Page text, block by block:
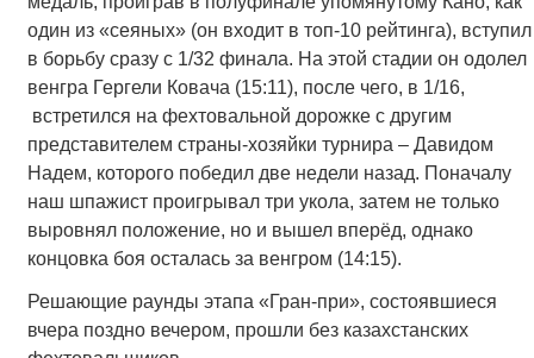
один из «сеяных» (он входит в топ-10 рейтинга), вступил
в борьбу сразу с 1/32 финала. На этой стадии он одолел
венгра Гергели Ковача (15:11), после чего, в 1/16,
встретился на фехтовальной дорожке с другим
представителем страны-хозяйки турнира – Давидом
Надем, которого победил две недели назад. Поначалу
наш шпажист проигрывал три укола, затем не только
выровнял положение, но и вышел вперёд, однако
концовка боя осталась за венгром (14:15).
Решающие раунды этапа «Гран-при», состоявшиеся
вчера поздно вечером, прошли без казахстанских